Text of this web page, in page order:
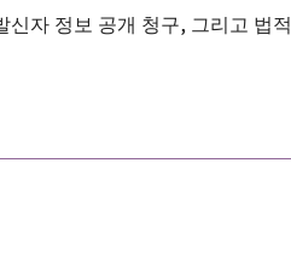
자 정보 공개 청구, 그리고 법적